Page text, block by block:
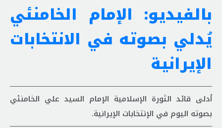
بالفيديو: الإمام الخامنئي
يُدلي بصوته في الانتخابات
الإيرانية
أدلى قائد الثورة الإسلامية الإمام السيد علي الخامنئي
بصوته اليوم في الإنتخابات الإيرانية.